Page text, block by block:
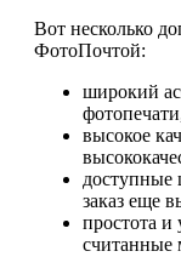
Вот несколько
ФотоПочтой:
широкий
высокое
доступные
заказ еще
простота и
считанные